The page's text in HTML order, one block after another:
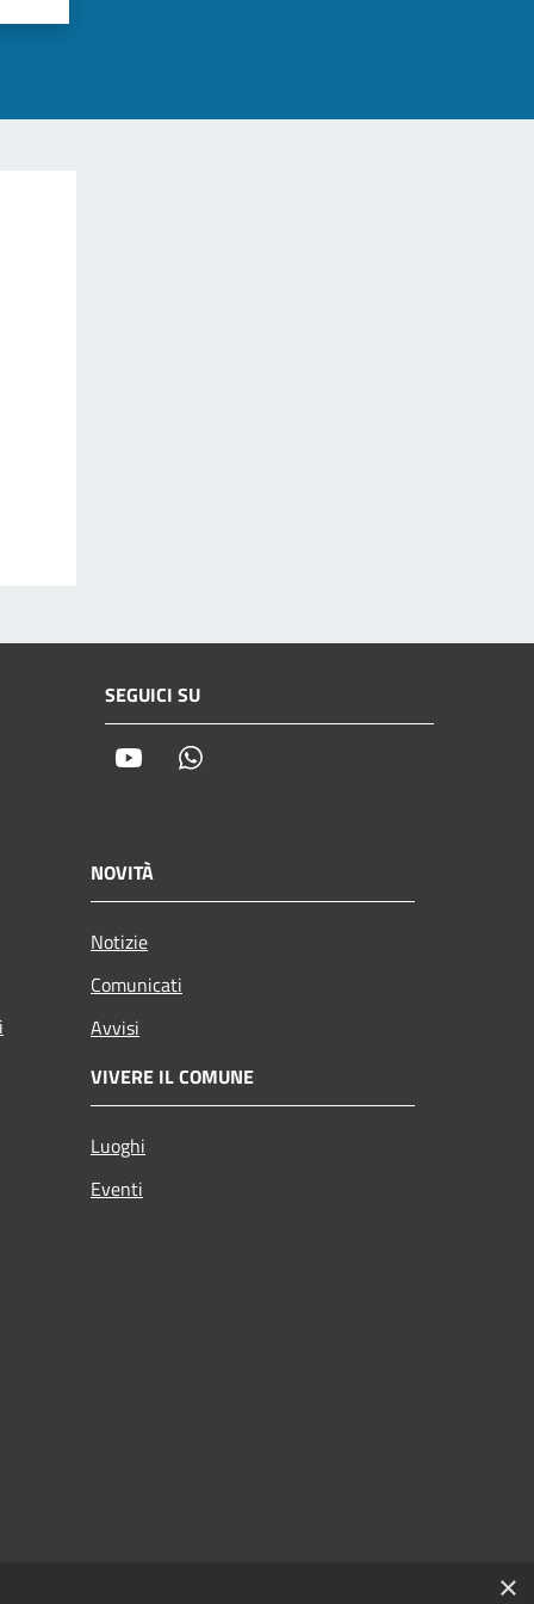
SEGUICI SU
Youtube
NOVITÀ
Notizie
Comunicati
Avvisi
VIVERE IL COMUNE
Luoghi
Eventi
×